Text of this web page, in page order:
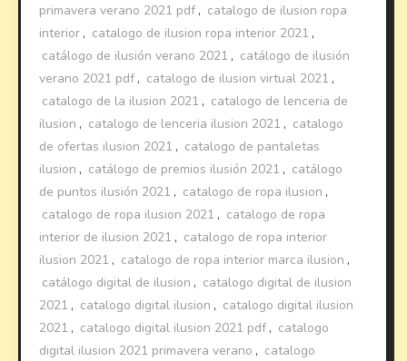
primavera verano 2021 pdf , catalogo de ilusion ropa
interior , catalogo de ilusion ropa interior 2021 ,
catálogo de ilusión verano 2021 , catálogo de ilusión
verano 2021 pdf , catalogo de ilusion virtual 2021 ,
catalogo de la ilusion 2021 , catalogo de lenceria de
ilusion , catalogo de lenceria ilusion 2021 , catalogo
de ofertas ilusion 2021 , catalogo de pantaletas
ilusion , catálogo de premios ilusión 2021 , catálogo
de puntos ilusión 2021 , catalogo de ropa ilusion ,
catalogo de ropa ilusion 2021 , catalogo de ropa
interior de ilusion 2021 , catalogo de ropa interior
ilusion 2021 , catalogo de ropa interior marca ilusion ,
catálogo digital de ilusion , catalogo digital de ilusion
2021 , catalogo digital ilusion , catalogo digital ilusion
2021 , catalogo digital ilusion 2021 pdf , catalogo
digital ilusion 2021 primavera verano , catalogo